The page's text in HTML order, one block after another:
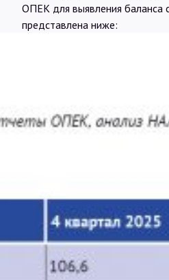
ОПЕК для выявления баланса
представлена ниже: